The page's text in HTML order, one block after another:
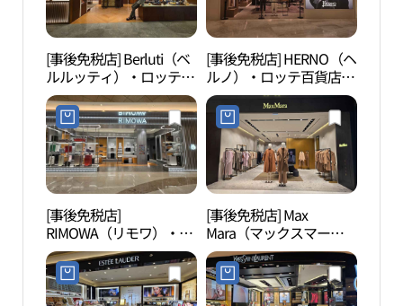
[事後免税店] Berluti（ベ
ルルッティ）・ロッテ百
貨店チャムシル（蚕室）
AVENUEL（アヴェニュ
エル）店(벨루티 롯데백
화점 잠실 에비뉴엘점)
[事後免税店] HERNO（ヘ
ルノ）・ロッテ百貨店
AVENUEL（アヴェニュ
エル）チャムシル（蚕
室）店(에르노 롯데백화
점 에비뉴엘 잠실점)
[事後免税店]
RIMOWA（リモワ）・ロ
ッテ百貨店
AVENUEL（アヴェニュ
エル）チャムシル（蚕
[事後免税店] Max
Mara（マックスマー
ラ）・ロッテ百貨店チャ
ムシル（蚕室）
AVENUEL（アヴェニュ